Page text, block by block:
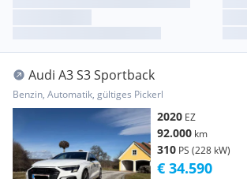
Audi A3 S3 Sportback
Benzin, Automatik, gültiges Pickerl
2020 EZ
92.000 km
310 PS (228 kW)
€ 34.590